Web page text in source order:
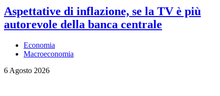
Aspettative di inflazione, se la TV è più
autorevole della banca centrale
Economia
Macroeconomia
6 Agosto 2026